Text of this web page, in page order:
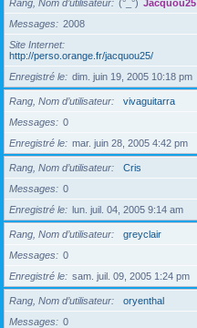
Rang, Nom d’utilisateur (°_°) Jacquou25
Messages
2008
Site Internet
http://perso.orange.fr/jacquou25/
Enregistré le
dim. juin 19, 2005 10:18 pm
Rang, Nom d’utilisateur
vivaguitarra
Messages
0
Enregistré le
mar. juin 28, 2005 4:42 pm
Rang, Nom d’utilisateur
Cris
Messages
0
Enregistré le
lun. juil. 04, 2005 9:14 am
Rang, Nom d’utilisateur
greyclair
Messages
0
Enregistré le
sam. juil. 09, 2005 1:24 pm
Rang, Nom d’utilisateur
oryenthal
Messages
0